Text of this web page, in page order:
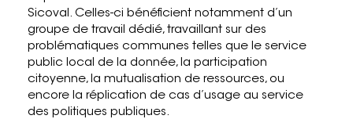
Sicoval. Celles-ci bénéficient notamment d’un
groupe de travail dédié, travaillant sur des
problématiques communes telles que le service
public local de la donnée, la participation
citoyenne, la mutualisation de ressources, ou
encore la réplication de cas d’usage au service
des politiques publiques.